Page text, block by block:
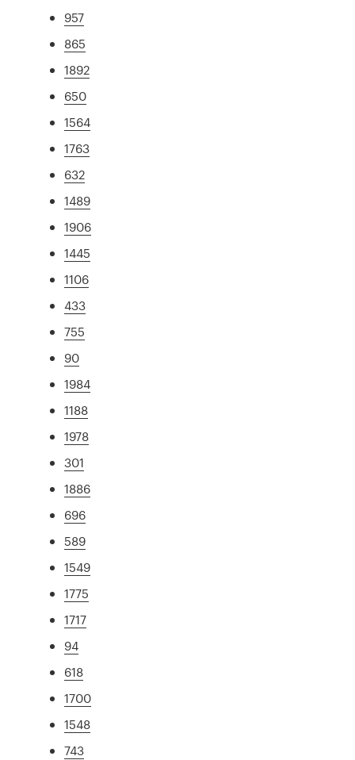
957
865
1892
650
1564
1763
632
1489
1906
1445
1106
433
755
90
1984
1188
1978
301
1886
696
589
1549
1775
1717
94
618
1700
1548
743